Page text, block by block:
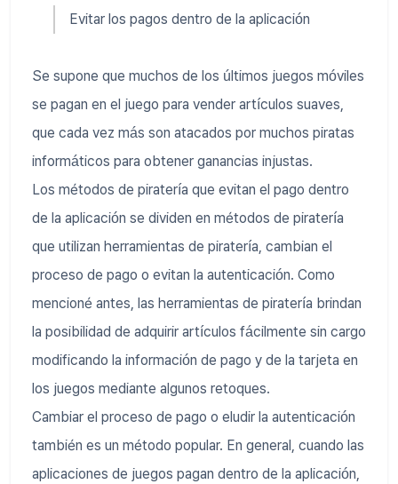
Evitar los pagos dentro de la aplicación
Se supone que muchos de los últimos juegos móviles
se pagan en el juego para vender artículos suaves,
que cada vez más son atacados por muchos piratas
informáticos para obtener ganancias injustas.
Los métodos de piratería que evitan el pago dentro
de la aplicación se dividen en métodos de piratería
que utilizan herramientas de piratería, cambian el
proceso de pago o evitan la autenticación. Como
mencioné antes, las herramientas de piratería brindan
la posibilidad de adquirir artículos fácilmente sin cargo
modificando la información de pago y de la tarjeta en
los juegos mediante algunos retoques.
Cambiar el proceso de pago o eludir la autenticación
también es un método popular. En general, cuando las
aplicaciones de juegos pagan dentro de la aplicación,